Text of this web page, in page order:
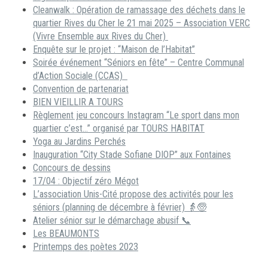
Cleanwalk : Opération de ramassage des déchets dans le
quartier Rives du Cher le 21 mai 2025 – Association VERC
(Vivre Ensemble aux Rives du Cher)
Enquête sur le projet : “Maison de l’Habitat”
Soirée événement “Séniors en fête” – Centre Communal
d’Action Sociale (CCAS)
Convention de partenariat
BIEN VIEILLIR A TOURS
Règlement jeu concours Instagram “Le sport dans mon
quartier c’est…” organisé par TOURS HABITAT
Yoga au Jardins Perchés
Inauguration “City Stade Sofiane DIOP” aux Fontaines
Concours de dessins
17/04 : Objectif zéro Mégot
L’association Unis-Cité propose des activités pour les
séniors (planning de décembre à février) 👵🧓
Atelier sénior sur le démarchage abusif 📞
Les BEAUMONTS
Printemps des poètes 2023